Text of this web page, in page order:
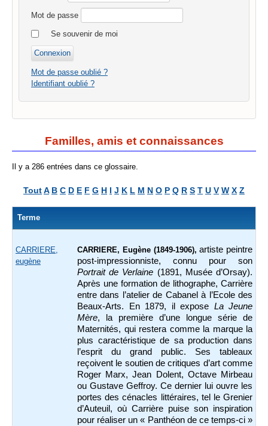
Mot de passe
Se souvenir de moi
Mot de passe oublié ?
Identifiant oublié ?
Familles, amis et connaissances
Il y a 286 entrées dans ce glossaire.
ToutA B C D E F G H I J K L M N O P Q R S T U V W X Z
Terme
CARRIERE,
eugène
CARRIERE, Eugène (1849-1906), artiste peintre
post-impressionniste, connu pour son
Portrait de Verlaine (1891, Musée d’Orsay).
Après une formation de lithographe, Carrière
entre dans l’atelier de Cabanel à l’Ecole des
Beaux-Arts. En 1879, il expose La Jeune
Mère, la première d’une longue série de
Maternités, qui restera comme la marque la
plus caractéristique de sa production dans
l’esprit du grand public. Ses tableaux
reçoivent le soutien de critiques d’art comme
Roger Marx, Jean Dolent, Octave Mirbeau
ou Gustave Geffroy. Ce dernier lui ouvre les
portes des cénacles littéraires, tel le Grenier
d’Auteuil, où Carrière puise son inspiration
pour réaliser un « Panthéon de ce temps-ci »